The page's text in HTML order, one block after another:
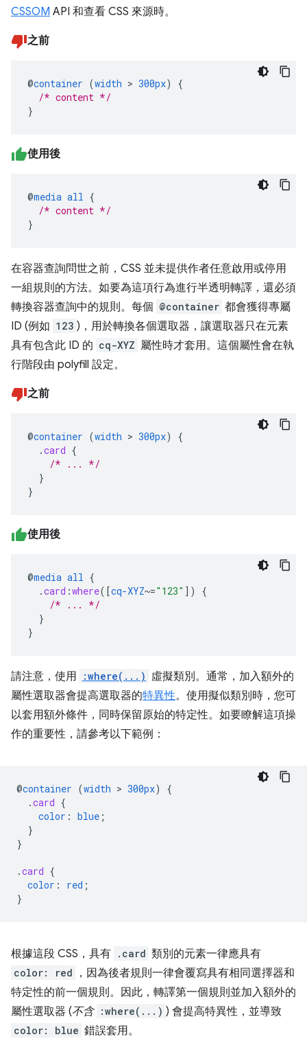
CSSOM API 和查看 CSS 來源時。
之前
@container (width > 300px)
{
/* content */
}
使用後
@media all {
/* content */
}
在容器查詢問世之前，CSS 並未提供作者任意啟用或停用
一組規則的方法。如要為這項行為進行半透明轉譯，還必須
轉換容器查詢中的規則。每個 @container 都會獲得專屬
ID (例如 123 )，用於轉換各個選取器，讓選取器只在元素
具有包含此 ID 的 cq-XYZ 屬性時才套用。這個屬性會在執
行階段由 polyfill 設定。
之前
@container (width > 300px)
{
.card {
/* ... */
}
}
使用後
@media all {
.card :where([cq-XYZ~="123" ])
{
/* ... */
}
}
請注意，使用 :where(...) 虛擬類別。通常，加入額外的
屬性選取器會提高選取器的特異性。使用擬似類別時，您可
以套用額外條件，同時保留原始的特定性。如要瞭解這項操
作的重要性，請參考以下範例：
@container (width > 300px)
{
.card {
color : blue ;
}
}
.card {
color : red ;
}
根據這段 CSS，具有 .card 類別的元素一律應具有
color: red
，因為後者規則一律會覆寫具有相同選擇器和
特定性的前一個規則。因此，轉譯第一個規則並加入額外的
屬性選取器 (不含 :where(...) ) 會提高特異性，並導致
color: blue 錯誤套用。